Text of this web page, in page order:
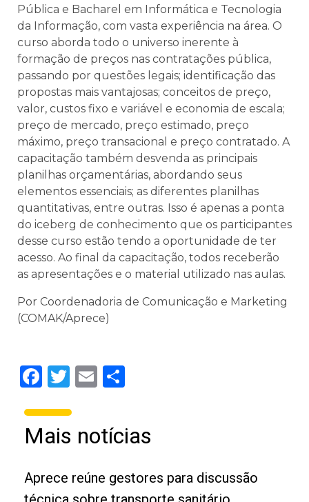
Pública e Bacharel em Informática e Tecnologia
da Informação, com vasta experiência na área. O
curso aborda todo o universo inerente à
formação de preços nas contratações pública,
passando por questões legais; identificação das
propostas mais vantajosas; conceitos de preço,
valor, custos fixo e variável e economia de escala;
preço de mercado, preço estimado, preço
máximo, preço transacional e preço contratado. A
capacitação também desvenda as principais
planilhas orçamentárias, abordando seus
elementos essenciais; as diferentes planilhas
quantitativas, entre outras. Isso é apenas a ponta
do iceberg de conhecimento que os participantes
desse curso estão tendo a oportunidade de ter
acesso. Ao final da capacitação, todos receberão
as apresentações e o material utilizado nas aulas.
Por Coordenadoria de Comunicação e Marketing
(COMAK/Aprece)
Facebook
Twitter
Email
Mais notícias
Aprece reúne gestores para discussão